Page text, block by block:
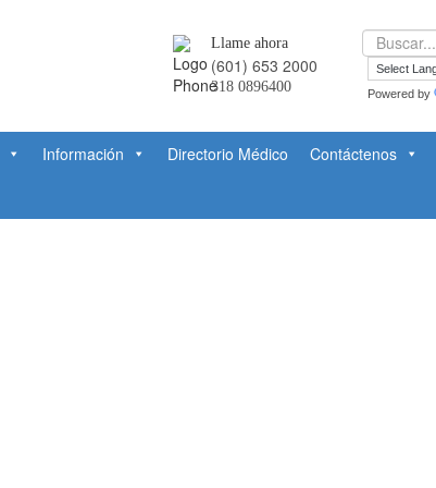
Llame ahora
(601) 653 2000
318 0896400 Powered by
Información Directorio Médico Contáctenos